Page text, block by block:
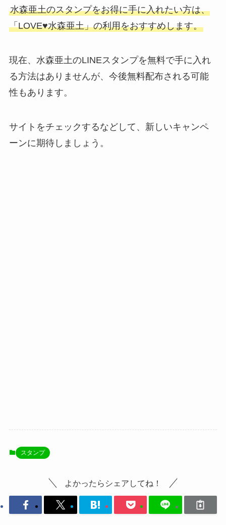
水森亜土のスタンプをお得に手に入れたい方は、
「LOVE♥水森亜土」の利用をおすすめします。
現在、水森亜土のLINEスタンプを無料で手に入れ
る方法はありませんが、今後無料配布される可能
性もあります。
サイトをチェックするなどして、新しいキャンペ
ーンに期待しましょう。
スタンプ
よかったらシェアしてね！